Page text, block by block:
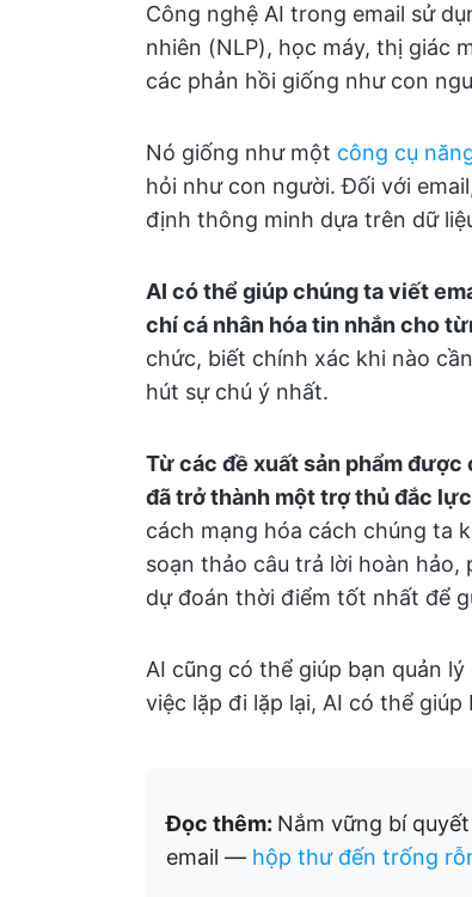
Công nghệ AI trong email sử
nhiên (NLP), học máy, thị giác
các phản hồi giống như con
Nó giống như một công cụ
hỏi như con người. Đối với
định thông minh dựa trên dữ
AI có thể giúp chúng ta viết
chí cá nhân hóa tin nhắn cho
chức, biết chính xác khi nào
hút sự chú ý nhất.
Từ các đề xuất sản phẩm được
đã trở thành một trợ thủ đắc
cách mạng hóa cách chúng ta
soạn thảo câu trả lời hoàn
dự đoán thời điểm tốt nhất để
AI cũng có thể giúp bạn quản
việc lặp đi lặp lại, AI có thể
Đọc thêm: Nắm vững bí
email — hộp thư đến trống